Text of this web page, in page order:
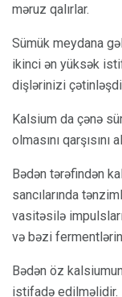
məruz qalırlar.
Sümük meydana
ikinci ən yüksək
dişlərinizi
Kalsium da çənə
olmasını qarşısını
Bədən tərəfindən
sancılarında
vasitəsilə
və bəzi fermentlərin
Bədən öz
istifadə edilməlidir.